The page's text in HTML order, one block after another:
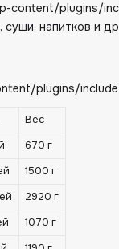
content/plugins/
напитков и
plugins/
Вес
670 г
1500 г
2920 г
1070 г